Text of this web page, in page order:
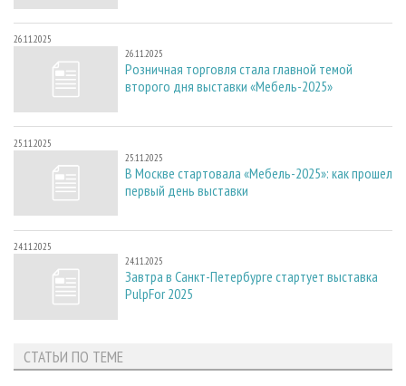
26.11.2025
26.11.2025
Розничная торговля стала главной темой
второго дня выставки «Мебель-2025»
25.11.2025
25.11.2025
В Москве стартовала «Мебель-2025»: как прошел
первый день выставки
24.11.2025
24.11.2025
Завтра в Санкт-Петербурге стартует выставка
PulpFor 2025
СТАТЬИ ПО ТЕМЕ